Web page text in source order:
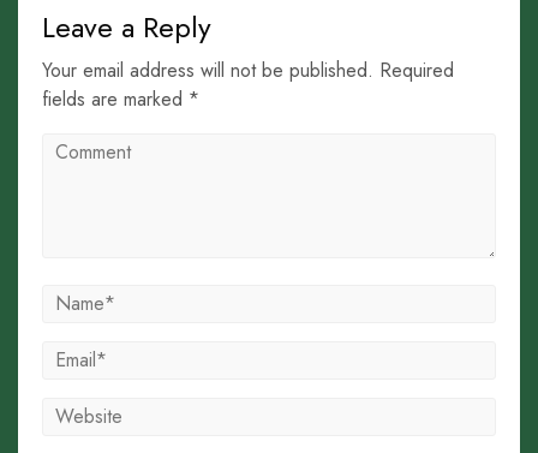
Leave a Reply
Your email address will not be published. Required
fields are marked *